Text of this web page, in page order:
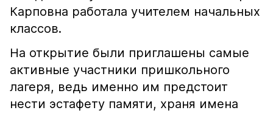
Карповна работала учителем начальных
классов.
На открытие были приглашены самые
активные участники пришкольного
лагеря, ведь именно им предстоит
нести эстафету памяти, храня имена